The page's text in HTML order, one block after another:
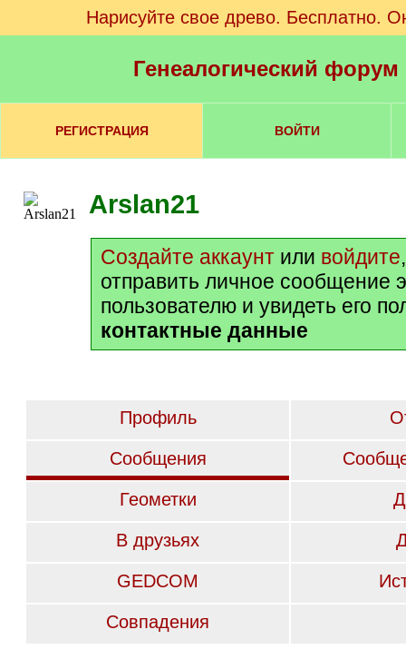
Нарисуйте свое древо. Бесплатно.
Генеалогический
РЕГИСТРАЦИЯ ВОЙТИ
Arslan21
Создайте аккаунт или войдите
отправить личное сообщение
пользователю и увидеть его
контактные данные
Профиль
Сообщения
Геометки
В друзьях
GEDCOM
Совпадения